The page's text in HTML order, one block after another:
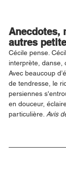
Anecdotes,
autres
Cécile pense.
interprète, danse,
Avec beaucoup
de tendresse, le
persiennes
en douceur,
particulière. Avis